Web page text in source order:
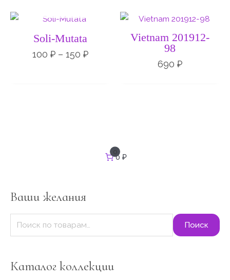
Soli-Mutata
100 ₽ – 150 ₽
Диапазон
150 ₽
Vietnam 201912-
98
690 ₽
0
0 ₽
Ваши желания
ь
:
Поиск
Каталог коллекции